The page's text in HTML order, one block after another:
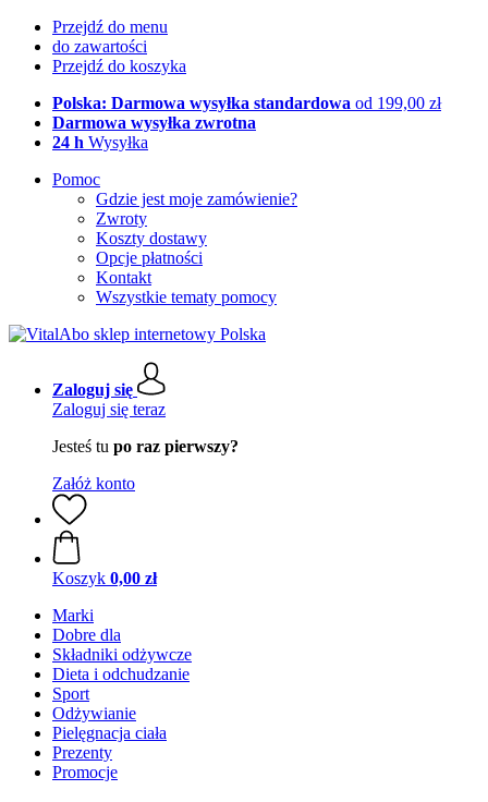
Przejdź do menu
do zawartości
Przejdź do koszyka
Polska: Darmowa wysyłka standardowa od 199,00 zł
Darmowa wysyłka zwrotna
24 h Wysyłka
Pomoc
Gdzie jest moje zamówienie?
Zwroty
Koszty dostawy
Opcje płatności
Kontakt
Wszystkie tematy pomocy
Zaloguj się
Zaloguj się teraz
Jesteś tu po raz pierwszy?
Załóż konto
Koszyk 0,00 zł
Marki
Dobre dla
Składniki odżywcze
Dieta i odchudzanie
Sport
Odżywianie
Pielęgnacja ciała
Prezenty
Promocje